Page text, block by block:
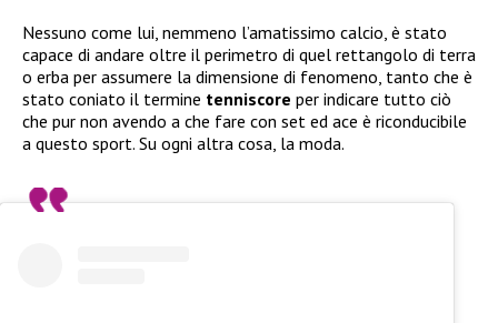
Nessuno come lui, nemmeno l’amatissimo calcio, è stato
capace di andare oltre il perimetro di quel rettangolo di terra
o erba per assumere la dimensione di fenomeno, tanto che è
stato coniato il termine tenniscore per indicare tutto ciò
che pur non avendo a che fare con set ed ace è riconducibile
a questo sport. Su ogni altra cosa, la moda.